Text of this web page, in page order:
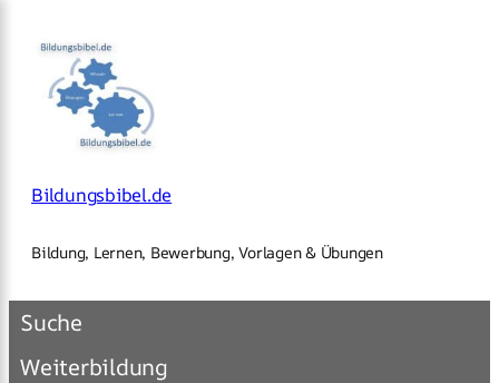
Inhalt
springen
Bildungsbibel.de
Bildung, Lernen, Bewerbung, Vorlagen & Übungen
Suche
Weiterbildung